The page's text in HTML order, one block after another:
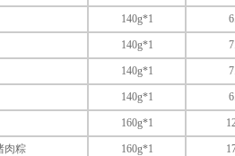
140g*1
140g*1
140g*1
140g*1
160g*1
肉粽 160g*1